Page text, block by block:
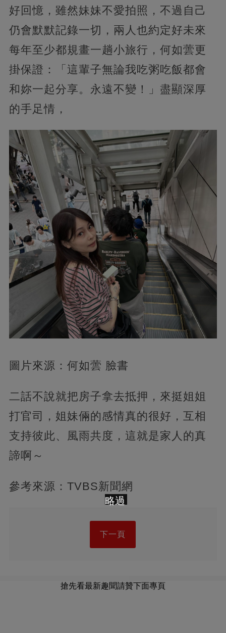
好回憶，雖然妹妹不愛拍照，不過自己
仍會默默記錄一切，兩人也約定好未來
每年至少都規畫一趟小旅行，何如蕓更
掛保證：「這輩子無論我吃粥吃飯都會
和妳一起分享。永遠不變！」盡顯深厚
的手足情，
圖片來源：何如蕓 臉書
二話不說就把房子拿去抵押，來挺姐姐
打官司，姐妹倆的感情真的很好，互相
支持彼此、風雨共度，這就是家人的真
諦啊～
參考來源：TVBS新聞網
下一頁
搶先看最新趣聞請贊下面專頁
略過